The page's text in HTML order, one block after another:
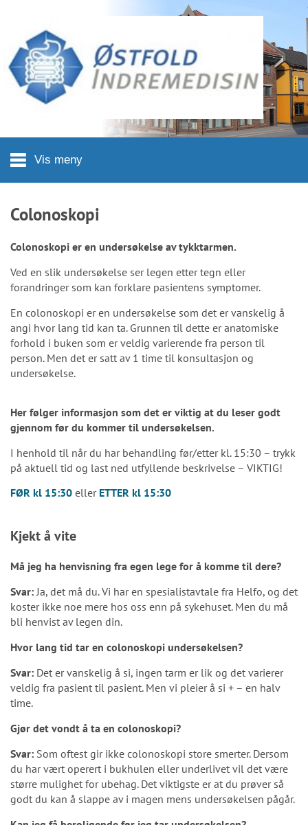
Vis meny
Colonoskopi
Colonoskopi er en undersøkelse av tykktarmen.
Ved en slik undersøkelse ser legen etter tegn eller
forandringer som kan forklare pasientens symptomer.
En colonoskopi er en undersøkelse som det er vanskelig å
angi hvor lang tid kan ta. Grunnen til dette er anatomiske
forhold i buken som er veldig varierende fra person til
person. Men det er satt av 1 time til konsultasjon og
undersøkelse.
Her følger informasjon som det er viktig at du leser godt
gjennom før du kommer til undersøkelsen.
I henhold til når du har behandling før/etter kl. 15:30 – trykk
på aktuell tid og last ned utfyllende beskrivelse – VIKTIG!
FØR kl 15:30 eller ETTER kl 15:30
Kjekt å vite
Må jeg ha henvisning fra egen lege for å komme til dere?
Svar:Ja, det må du. Vi har en spesialistavtale fra Helfo, og det
koster ikke noe mere hos oss enn på sykehuset. Men du må
bli henvist av legen din.
Hvor lang tid tar en colonoskopi undersøkelsen?
Svar: Det er vanskelig å si, ingen tarm er lik og det varierer
veldig fra pasient til pasient. Men vi pleier å si + – en halv
time.
Gjør det vondt å ta en colonoskopi?
Svar: Som oftest gir ikke colonoskopi store smerter. Dersom
du har vært operert i bukhulen eller underlivet vil det være
større mulighet for ubehag. Det viktigste er at du prøver så
godt du kan å slappe av i magen mens undersøkelsen pågår.